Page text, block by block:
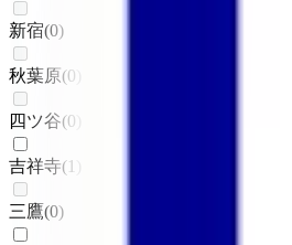
新宿(0)
秋葉原(0
四ツ谷(0
吉祥寺(1
三鷹(0)